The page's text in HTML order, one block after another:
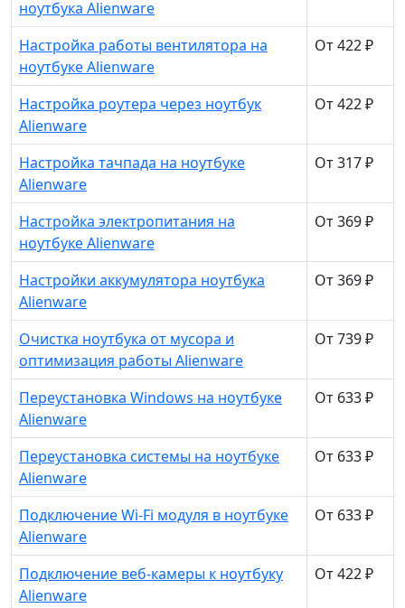
ноутбука Alienware
Настройка работы вентилятора на
ноутбуке Alienware
От 422 ₽
Настройка роутера через ноутбук
Alienware
От 422 ₽
Настройка тачпада на ноутбуке
Alienware
От 317 ₽
Настройка электропитания на
ноутбуке Alienware
От 369 ₽
Настройки аккумулятора ноутбука
Alienware
От 369 ₽
Очистка ноутбука от мусора и
оптимизация работы Alienware
От 739 ₽
Переустановка Windows на ноутбуке
Alienware
От 633 ₽
Переустановка системы на ноутбуке
Alienware
От 633 ₽
Подключение Wi-Fi модуля в ноутбуке
Alienware
От 633 ₽
Подключение веб-камеры к ноутбуку
Alienware
От 422 ₽